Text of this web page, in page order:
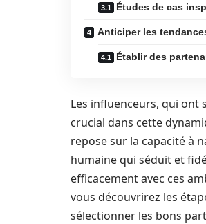
Études de cas
Anticiper les
Établir des
Les influenceurs, qui ont
crucial dans cette
repose sur la capacité à
humaine qui séduit et
efficacement avec ces
vous découvrirez les
sélectionner les bons